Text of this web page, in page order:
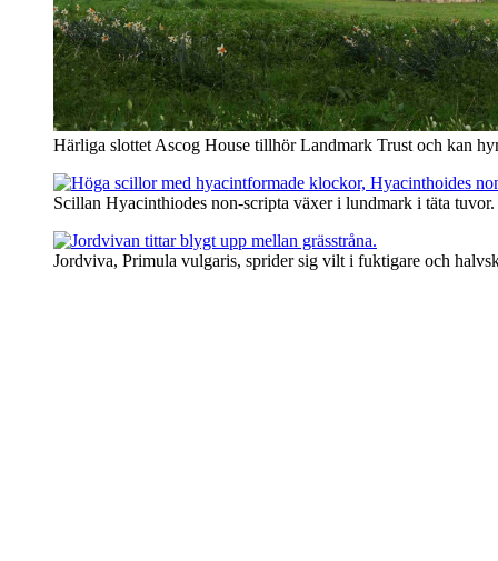
Härliga slottet Ascog House tillhör Landmark Trust och kan
Scillan Hyacinthiodes non-scripta växer i lundmark i täta tuvor.
Jordviva, Primula vulgaris, sprider sig vilt i fuktigare och